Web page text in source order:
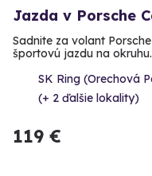
Jazda v Porsche
Sadnite za volant
športovú jazdu na okruhu.
SK Ring (Orechová
(+ 2 ďalšie lokality)
119 €